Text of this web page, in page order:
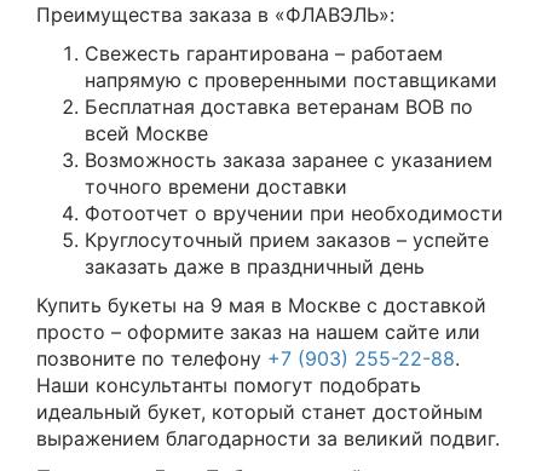
Преимущества заказа в «ФЛАВЭЛЬ»:
Свежесть гарантирована – работаем
напрямую с проверенными поставщиками
Бесплатная доставка ветеранам ВОВ по
всей Москве
Возможность заказа заранее с указанием
точного времени доставки
Фотоотчет о вручении при необходимости
Круглосуточный прием заказов – успейте
заказать даже в праздничный день
Купить букеты на 9 мая в Москве с доставкой
просто – оформите заказ на нашем сайте или
позвоните по телефону +7 (903) 255-22-88.
Наши консультанты помогут подобрать
идеальный букет, который станет достойным
выражением благодарности за великий подвиг.